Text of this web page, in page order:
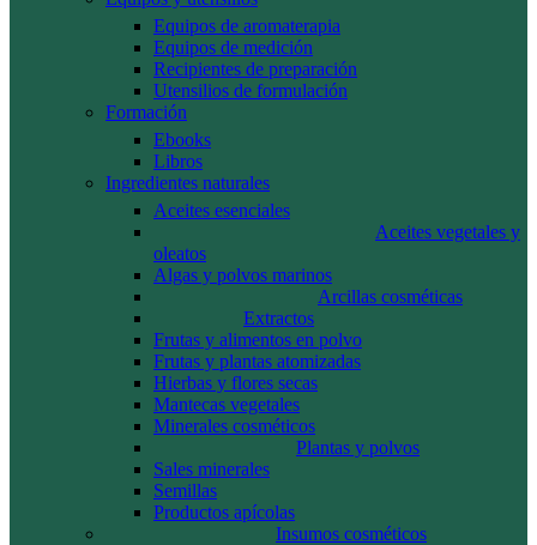
Equipos de aromaterapia
Equipos de medición
Recipientes de preparación
Utensilios de formulación
Formación
Ebooks
Libros
Ingredientes naturales
Aceites esenciales
Aceites vegetales y
oleatos
Algas y polvos marinos
Arcillas cosméticas
Extractos
Frutas y alimentos en polvo
Frutas y plantas atomizadas
Hierbas y flores secas
Mantecas vegetales
Minerales cosméticos
Plantas y polvos
Sales minerales
Semillas
Productos apícolas
Insumos cosméticos